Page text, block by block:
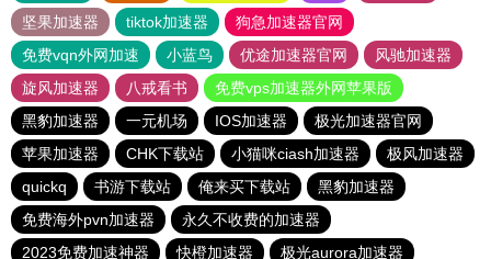
坚果加速器
tiktok加速器
狗急加速器官网
免费vqn外网加速
小蓝鸟 优途加速器官网
风驰加速器
旋风加速器
八戒看书
免费vps加速器外网苹果版
黑豹加速器
一元机场 IOS加速器
极光加速器官网
苹果加速器
CHK下载站 小猫咪ciash加速器
极风加速器
quickq
书游下载站 俺来买下载站
黑豹加速器
免费海外pvn加速器
永久不收费的加速器
2023免费加速神器
快橙加速器 极光aurora加速器